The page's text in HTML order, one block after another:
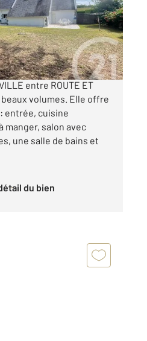
€
vous propose
entre ROUTE ET
beaux volumes. Elle offre
entrée, cuisine
manger, salon avec
une salle de bains et
du bien